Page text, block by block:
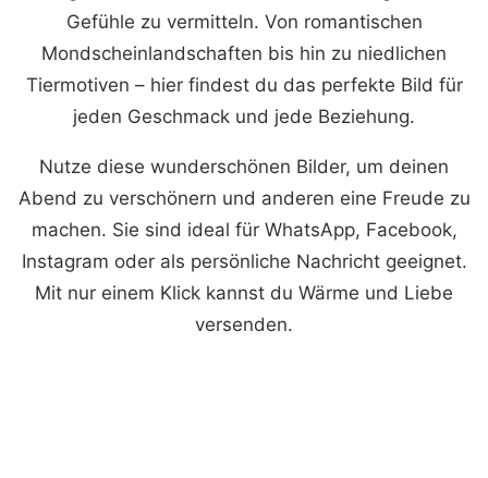
Gefühle zu vermitteln. Von romantischen
Mondscheinlandschaften bis hin zu niedlichen
Tiermotiven – hier findest du das perfekte Bild für
jeden Geschmack und jede Beziehung.
Nutze diese wunderschönen Bilder, um deinen
Abend zu verschönern und anderen eine Freude zu
machen. Sie sind ideal für WhatsApp, Facebook,
Instagram oder als persönliche Nachricht geeignet.
Mit nur einem Klick kannst du Wärme und Liebe
versenden.